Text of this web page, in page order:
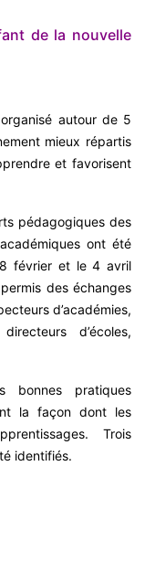
de la nouvelle
autour de 5
mieux répartis
et favorisent
pédagogiques des
ont été
février et le 4 avril
des échanges
d’académies,
d’écoles,
bonnes pratiques
la façon dont les
Trois
identifiés.